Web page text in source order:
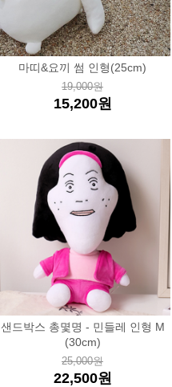
마띠&요끼 썸 인형(25cm)
19,000원
15,200원
샌드박스 총몇명 - 민들레 인형 M
(30cm)
25,000원
22,500원